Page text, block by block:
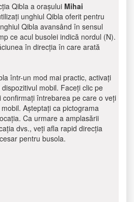
Qibla a orașului Mihai
unghiul Qibla oferit pentru
Qibla avansând în sensul
ce acul busolei indică nordul (N).
în direcția în care arată
într-un mod mai practic, activați
mobil. Faceți clic pe
întrebarea pe care o veți
Așteptați ca pictograma
Ca urmare a amplasării
dvs., veți afla rapid direcția
pentru busola.